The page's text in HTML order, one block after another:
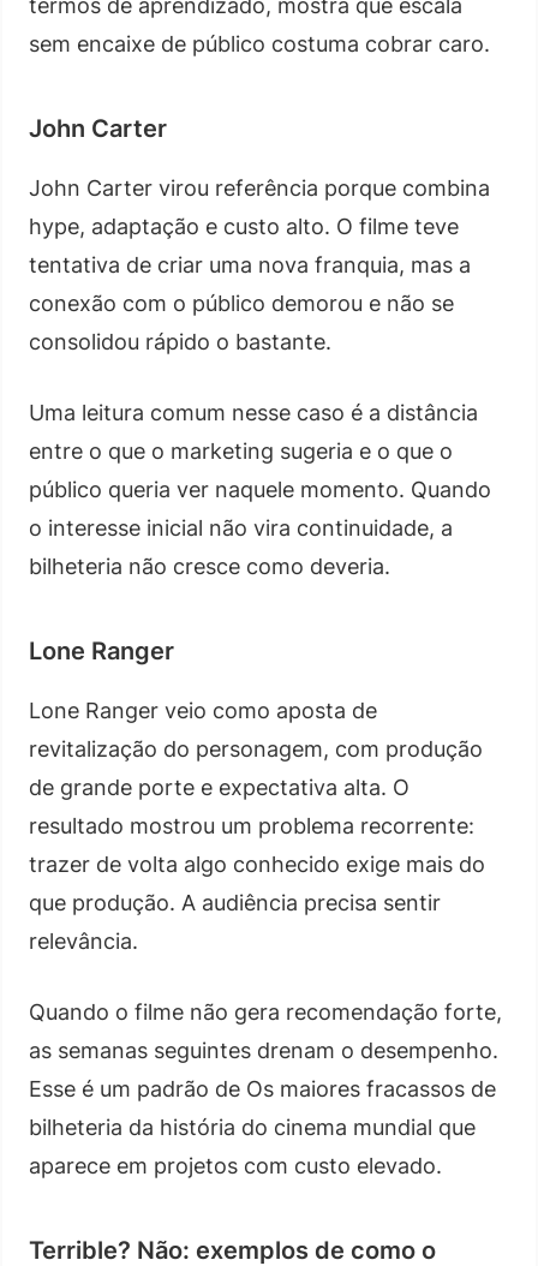
termos de aprendizado, mostra que escala
sem encaixe de público costuma cobrar caro.
John Carter
John Carter virou referência porque combina
hype, adaptação e custo alto. O filme teve
tentativa de criar uma nova franquia, mas a
conexão com o público demorou e não se
consolidou rápido o bastante.
Uma leitura comum nesse caso é a distância
entre o que o marketing sugeria e o que o
público queria ver naquele momento. Quando
o interesse inicial não vira continuidade, a
bilheteria não cresce como deveria.
Lone Ranger
Lone Ranger veio como aposta de
revitalização do personagem, com produção
de grande porte e expectativa alta. O
resultado mostrou um problema recorrente:
trazer de volta algo conhecido exige mais do
que produção. A audiência precisa sentir
relevância.
Quando o filme não gera recomendação forte,
as semanas seguintes drenam o desempenho.
Esse é um padrão de Os maiores fracassos de
bilheteria da história do cinema mundial que
aparece em projetos com custo elevado.
Terrible? Não: exemplos de como o